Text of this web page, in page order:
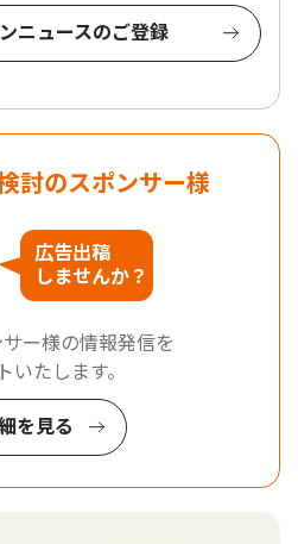
ニュースのご登録
討のスポンサー様
広告出稿
しませんか？
ー様の情報発信を
いたします。
を見る